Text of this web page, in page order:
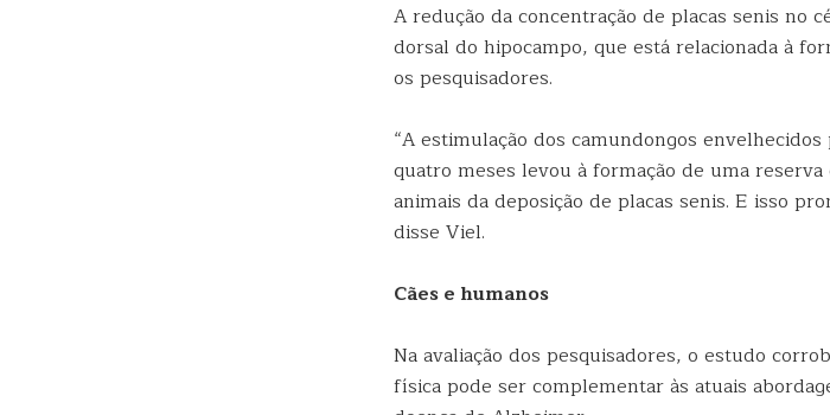
A redução da concentração de placas senis no
dorsal do hipocampo, que está relacionada à
os pesquisadores.
“A estimulação dos camundongos
quatro meses levou à formação de uma
animais da deposição de placas senis. E isso
disse Viel.
Cães e humanos
Na avaliação dos pesquisadores, o estudo
física pode ser complementar às atuais